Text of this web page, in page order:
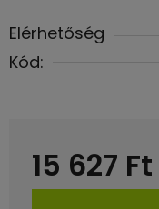
Elérhetőség
Kód:
15 627 Ft
Egységár: